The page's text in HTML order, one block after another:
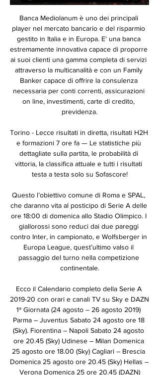
Banca Mediolanum è uno dei principali player nel mercato bancario e del risparmio gestito in Italia e in Europa. E' una banca estremamente innovativa capace di proporre ai suoi clienti una gamma completa di servizi attraverso la multicanalità e con un Family Banker capace di offrire la consulenza necessaria per conti correnti, assicurazioni on line, investimenti, carte di credito, previdenza.

Torino - Lecce risultati in diretta, risultati H2H e formazioni 7 ore fa — Le statistiche più dettagliate sulla partita, le probabilità di vittoria, la classifica attuale e tutti i risultati testa a testa solo su Sofascore!

Questo l’obiettivo comune di Roma e SPAL, che daranno vita al posticipo di Serie A delle ore 18:00 di domenica allo Stadio Olimpico. I giallorossi sono reduci dai due pareggi contro Inter, in campionato, e Wolfsberger in Europa League, quest’ultimo valso il passaggio del turno nella competizione continentale.

Ecco il Calendario completo della Serie A 2019-20 con orari e canali TV su Sky e DAZN 1ª Giornata (24 agosto – 26 agosto 2019) Parma – Juventus Sabato 24 agosto ore 18 (Sky). Fiorentina – Napoli Sabato 24 agosto ore 20.45 (Sky) Udinese – Milan Domenica 25 agosto ore 18.00 (Sky) Cagliari – Brescia Domenica 25 agosto ore 20.45 (Sky) Hellas – Verona Domenica 25 ore 20.45 (DAZN)

Torino-Lecce Diretta ore 19: dove vederla in tv, streaming e 6 ore fa — Gazzettagranata: tutte le news in tempo reale sul Torino FC dai più grandi network nazionali. Le prime pagine dei giornali sportivi oggi in ...

orta hakem: sandor puhl (macaristan) milan: mario ielpo, christian panucci, paolo maldini (dk. 57 stefano nava), alessandro orlando, filippo galli, alessandro costacurta, fernando

Francesco Totti star dei social: in 70 mila collegati per la diretta con Vieri L’ex capitano giallorosso ha parlato della sua professione di procuratore sportivo: «Prenderei Tonali, è il più.

Sito Ufficiale Inter. Tutto sull'Inter: squadra, società, calendario delle partite, video e news con interviste, risultati e classifiche, biglietti e shop Open Menu Close Menu Close Menu Inter on Facebook

Il calcio in Italia è lo sport più seguito e non solo da sportivi e tifosi che vanno allo stadio tutte le domeniche muniti di bandiere e sciarpe della loro squadra del cuore ma anche da chi preferisce altri hobby come il bricolage o il giardinaggio e segue il calcio solo in televisione. Un grande esponente del calcio italiano è l'Inter. Il Football Club Internazionale di Milano nasce il 9.

Il presidente del Getafe, Angel Torres, ha palrato ai microfoni della Gazzetta dello Sport della sfida di Europa League tra gli spagnoli e l'Inter.Il patron della squadra madridista ha ribadito la propria volontà: il Getafe non andrà a Milano per la sfida di domani. "Non ci sarà nessuna partita con l'Inter, noi a Milano non andiamo.

Torino-Lecce in TV e streaming: dove viene trasmessa 13 minuti fa — TORINO-LECCE: DOVE GUARDARE LA PARTITA ONLINE, IN STREAMING, I CANALI E L'ORARIO D'INIZIO · Prossima partita · TORINO-LECCE IN DIRETTA OGGI 16 ...

Streaming Torino — Lecce in diretta oggi 6 ore fa — Streaming Torino — Lecce in diretta oggi Lecce diretta streaming Verso Lecce-Torino: do | News & 16 febbraio 2024 2 giorni fa — Grazie a ...

Web Radio di Brescia – Le Radio locali nella provincia di Brescia – Webradio Brescia Le radio del seguente elenco sono disposte in ordine alfabetico. Il nome della radio è linkato alla home page della medesima, a continuazione vengono indicate le località, la url ed infine il comando “Play” per aprire la pagina dove sono presenti le dirette streaming.

Seduta del Consiglio Comunale a porte chiuse e in diretta streaming.. Comune di Cremona Piazza del Comune, 8 (ingresso da SpazioComune, piazza Stradivari, 7) 26100 Cremona Tel. centralino 0372 4071 C.F. / P.IVA 00297960197 Scrivi un email. Scrivi al Comune. Posta elettronica certificata.

Arriva una bomba dalla Spagna: il Governo Spagnolo ha deciso di vietare le porte aperte per le gare di calcio delle squadre spagnole in Europa.Tutto questo per prevenire la diffusione del Coronavirus nella penisola iberica.Valencia-Atalanta del 10 marzo e Getafe-Inter del 19 marzo quindi si giocheranno senza pubblico e potrebbe essere un notevole vantaggio per le compagini italiane.

2020-6-10 · Tutte le informazioni sulla partita GAIS vs Åtvidabergs live di Superettan (01 Gennaio 1970): Riassunto, statistiche, formazioni e risultati - Besoccer

La linea internazionale del cambio di data è una linea immaginaria sulla superficie terrestre, istituita nel 1884, che segue in gran parte il 180º meridiano. Ogni nuova data comincia a essere contata a partire dal versante occidentale di essa, attraversando poi i diversi fusi orari da est verso ovest.

Tutte le notizie per i tifosi di Inter e Milan con aggiornamenti in tempo reale sul calendario delle partite di Serie A e informazioni utili per vedere il match allo stadio.

Portimonense x Gil Vicente Primeira Liga 2020 [EFOOTBALL PES 2020 - PATCH BMPES 3.02] Portimonense x Gil Vicente - Melhores Momentos - Primeira Liga 2020

Ajax-Getafe diretta tv e streaming, dove vedere Europa League giovedì 27 febbraio. Alla Johan Cruijff Arena di Amsterdam va in scena il match Ajax-Getafe…

Ajax-Getafe diretta tv e streaming, dove vedere Europa League giovedì 27 febbraio. Alla Johan Cruijff Arena di Amsterdam va in scena il match Ajax-Getafe…

La squadra di Paulo Fonseca si trovava nella prima delle quattro fasce nelle quali sono divise le formazioni partecipanti come testa di serie. Sorteggiata nel gruppo J, affronterà il Borussia Mönchengladbach (GER), l'Istanbul Başakşehir (TUR), l'ex squadra …

Sorteggi: Siviglia-Roma e Inter-Getafe. 2020/02/28 13:25 0 0. Gare d'andata giovedì 12 marzo, quelle di ritorno giovedì 19 marzo. Rinviate per coronavirus. No Milano-Sanremo e Tirreno-Adriatico.

Calcio: Lecce Risultati in diretta, Calendario, Risultati 13 ore fa — Partite di Oggi. ITALIA: Serie A. Torino. Lecce. 10:00. Le ultime notizie. https: Torino-Lecce e Inter-Salernitana di serie A. 15.02.2024 23:10, Corriere ...

Lecce diretta streaming Verso Lecce-Torino: do | News & 10 ore fa — Dove vedere Lecce-Torino Serie A tv streaming gratis 28 ott 2023 — Lecce-Torino in diretta TV e streaming gratis anche su DAZN, in programma ...

Linea 448: Bologna - Centergross - Interporto. Orario della linea. News correlate. Corse scolastiche di bus sospese a seguito dell'ordinanza di chiusura delle scuole. Schematiche Linea. Schematiche Linea: Calcola il tuo percorso. Consulta gli orari. Biglietteria. Parla con Tper.

Sassuolo-Albinoleffe PARTITA IN DIRETTA STREAMING TV. Torino-Juve Stabia PARTITA IN DIRETTA STREAMING TV. Varese-Padova PARTITA IN DIRETTA STREAMING TV. Vicenza-Hellas Verona PARTITA IN DIRETTA STREAMING TV 11 Giornata 22 Ottobre 2011 - 24 Marzo 2012. Sampdoria-Cittadella PARTITA IN DIRETTA STREAMING TV. Albinoleffe-Crotone PARTITA IN DIRETTA.

Telegram-канал direttacalcio10 - Diretta Calcio 40501. Canale di condivisione link per lo streaming di partite di Serie A, Serie B, Champions League, Europa League e le migliori estere in ITALIANO!

Si è svolto a Nyon, il sorteggio degli Ottavi di Finale della UEFA Europa League 2019/20. L’Inter affronterà il Getafe, mentre la Roma sfiderà il Siviglia. I nerazzurri giocheranno la gara di.

Felipe Rincon risultati in diretta (e live video streaming online) in tempo reale, calendario e risultati di tutti i tornei di Tennis che il Felipe Rincon ha giocato.

Informativa. calcio.com utilizza cookies, anche di terze parti. Proseguendo la navigazione, accedendo ad altre aree del sito o interagendo con elementi del sito manifesti il tuo …

Lega Basket, in accordo con la Federazione Italiana Pallacanestro, ha deciso di estendere la sospensione delle gare anche alla ottava giornata di ritorno in programma martedì 10, …

Migliori siti streaming calcio gratis aggiornati e funzionanti. Cerchi siti calcio streaming? Ecco i migliori per le partite di calcio diretta streaming

2020-02-05 Pronostico Mirandés Villarreal Copa del Rey: live streaming TV e formazioni 2020-02-05 UFFICIALE Brescia – È stato esonerato il tecnico Corini 2020-02-05 Napoli News,. Tag: İstanbul Başakşehir. Europa League Basaksehir Roma 0 – 3, grande vittoria dei giallorossi

Tobias Konrad è su Facebook. Iscriviti a Facebook per connetterti con Tobias Konrad e altre persone che potresti conoscere. Grazie a Facebook puoi...

Lecce - Brescia sarà diretta da Piccinini 25 apr 2019. Home; News; Ultime News; Lecce - Brescia sarà diretta da Piccinini; La designazione arbitrale in vista della sfida contro il Lecce. Arbitro Sig. Marco PICCININI della sezione di Forlì; 1° Assistente Sig. Marco BRESMES della sezione di Bergamo;

Tutti gli sport. Atletica Basket Boxe Calcio Ciclismo Equitazione F1 Ginnastica Artistica. Ginnastica Ritmica Golf Ippica MotoGP Motori Nuoto Olimpiadi Pallavolo

Hellas che ha offerto sempre delle buone prestazione, raccogliendo meno di quanto avrebbe effettivamente meritato. Parma-Hellas Verona, sfida valevole per la decima giornata della Serie A, si giocherà stasera alle ore 19.00. Prevista la diretta televisiva su DAZN 1 (canale 209 piattaforma SKY) ed in streaming su DAZN.

La partita Cremonese-Venezia in programma sabato prossimo allo stadio vedrà l’avvio ufficiale della fase off-line della Var nella Serie B. Una fase di sperimentazione e di training arbitrale.

La conduttrice spagnola Tania Llasera è rimasta a seno nudo in diretta tv! Durante la trasmissione, il suo vestito è improvvisamente caduto… nell'imbarazzo

Triestina - Juventus: orario, dove vederla in diretta TV, streaming LIVE e probabili formazioni Marco Deiana 16 Ago 2019 Ultimo test amichevole prima dell'inizio del campionato .

Oggi Torino Lecce diretta streaming Diretta Torino-Lecce ore 11 ore fa — Oggi Torino Lecce diretta streaming Diretta Torino-Lecce ore 20.45: come vederla in tv 16/02/2024 Marialuisa Stazio · 2003 · ‎ Language Arts ...

La fase a eliminazione diretta della UEFA C